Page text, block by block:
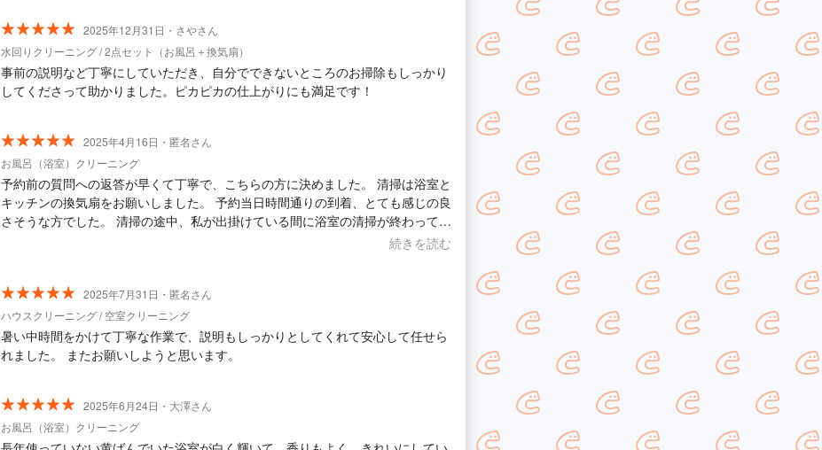
た換気扇の換気口の故障も教えていただけ、本当に助かりました。見つけていた
だかなければ、そのまま何年も知らないまま使い続け危なかったなと思います。
本当にありがとうございました。
2025年12月31日・さやさん
水回りクリーニング / 2点セット（お風呂＋換気扇）
事前の説明など丁寧にしていただき、自分でできないところのお掃除もしっかり
してくださって助かりました。ピカピカの仕上がりにも満足です！
2025年4月16日・匿名さん
お風呂（浴室）クリーニング
予約前の質問への返答が早くて丁寧で、こちらの方に決めました。 清掃は浴室と
キッチンの換気扇をお願いしました。 予約当日時間通りの到着、とても感じの良
さそうな方でした。 清掃の途中、私が出掛けている間に浴室の清掃が終わってお
り、気になっていたエプロンの中も見させてもらえ、想像以上に綺麗に掃除して
た、自分では取りきれなかったキッチンの換気扇周りも綺麗にして頂けありがと
うございます。 キッチンでの作業中にお話しさせて頂きましたが、とてもお話し
しやすい方で、掃除や洗剤の事等色々教えて頂けました。 今後の掃除に役立てて
いければと思います。 綺麗な状態を維持したいですが、汚れてきたらまたお願い
続きを読む
2025年7月31日・匿名さん
ハウスクリーニング / 空室クリーニング
暑い中時間をかけて丁寧な作業で、説明もしっかりとしてくれて安心して任せら
れました。 またお願いしようと思います。
2025年6月24日・大澤さん
お風呂（浴室）クリーニング